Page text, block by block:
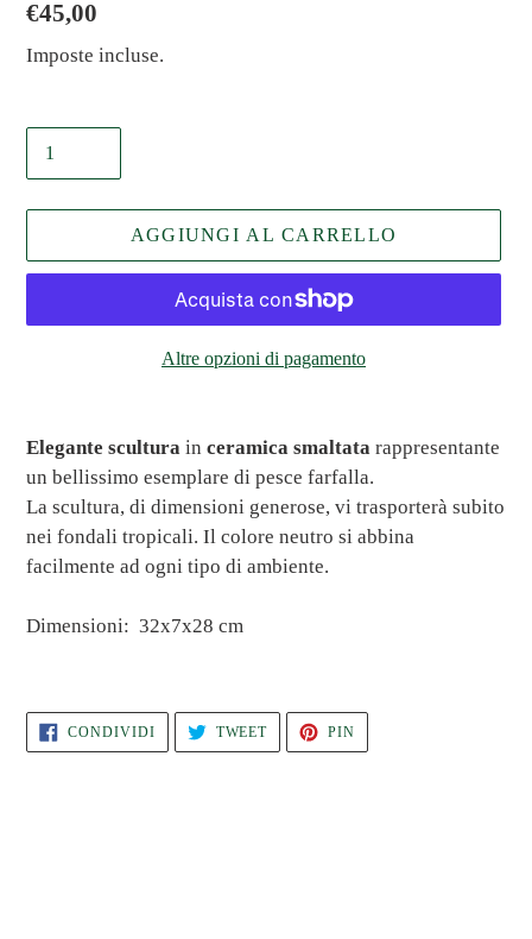
Prezzo
di
€45,00
Imposte incluse.
AGGIUNGI AL CARRELLO
Altre opzioni di pagamento
del
prodotto
nel
carrello
Elegante scultura in ceramica smaltata rappresentante
un bellissimo esemplare di pesce farfalla.
La scultura, di dimensioni generose, vi trasporterà subito
nei fondali tropicali. Il colore neutro si abbina
facilmente ad ogni tipo di ambiente.
Dimensioni: 32x7x28 cm
CONDIVIDICONDIVIDI
SU
FACEBOOK
TWEETTWITTA
TWITTER
PIN
PINTEREST